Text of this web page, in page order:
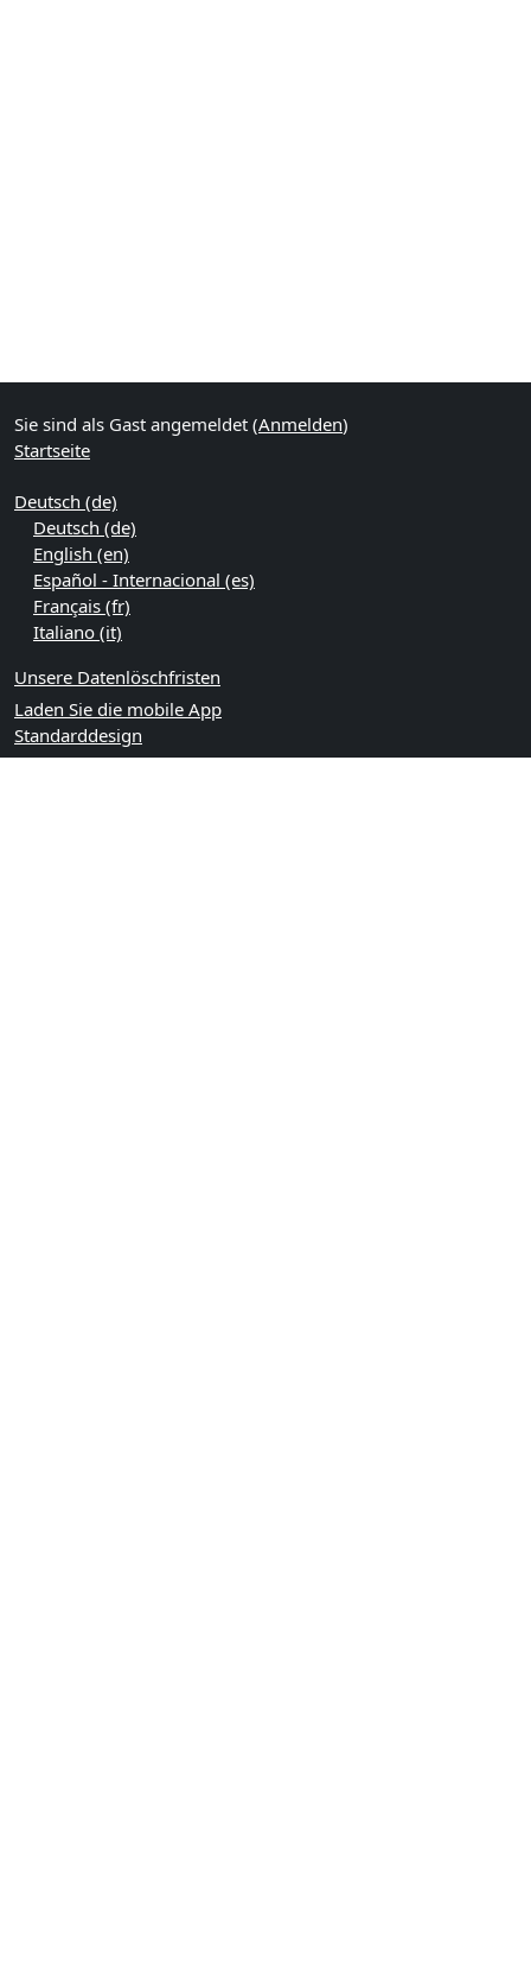
Sie sind als Gast angemeldet (Anmelden)
Startseite
Deutsch ‎(de)‎
Deutsch ‎(de)‎
English ‎(en)‎
Español - Internacional ‎(es)‎
Français ‎(fr)‎
Italiano ‎(it)‎
Unsere Datenlöschfristen
Laden Sie die mobile App
Standarddesign